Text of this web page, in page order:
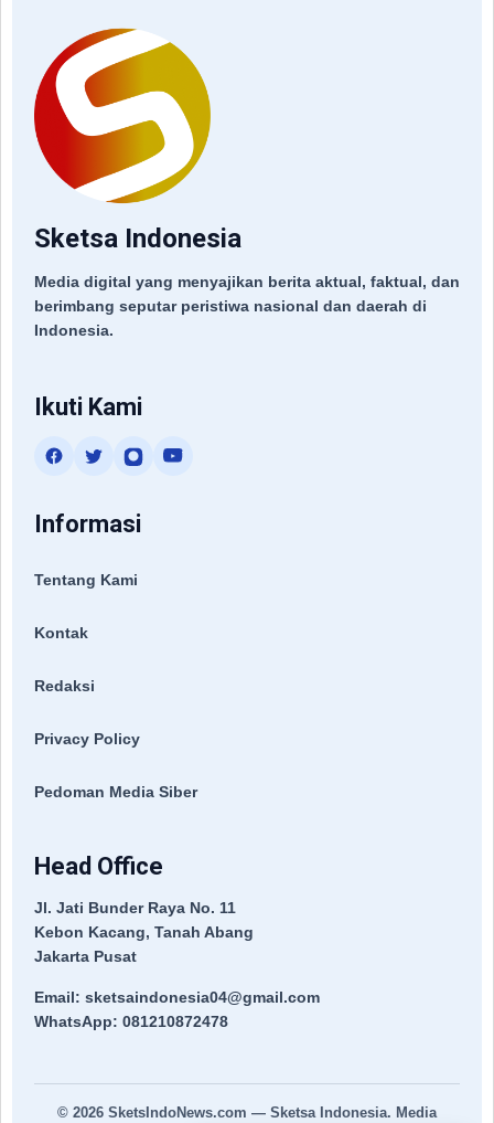
Sketsa Indonesia
Media digital yang menyajikan berita aktual, faktual, dan
berimbang seputar peristiwa nasional dan daerah di
Indonesia.
Ikuti Kami
Informasi
Tentang Kami
Kontak
Redaksi
Privacy Policy
Pedoman Media Siber
Head Office
Jl. Jati Bunder Raya No. 11
Kebon Kacang, Tanah Abang
Jakarta Pusat
Email: sketsaindonesia04@gmail.com
WhatsApp: 081210872478
© 2026 SketsIndoNews.com — Sketsa Indonesia. Media